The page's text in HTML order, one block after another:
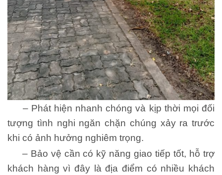
– Phát hiện nhanh chóng và kịp thời mọi đối
tượng tình nghi ngăn chặn chúng xảy ra trước
khi có ảnh hưởng nghiêm trọng.
– Bảo vệ cần có kỹ năng giao tiếp tốt, hỗ trợ
khách hàng vì đây là địa điểm có nhiều khách